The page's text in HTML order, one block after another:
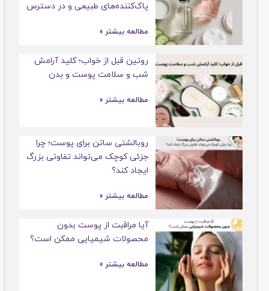
پاک‌کننده‌های طبیعی و در دسترس
مطالعه بیشتر »
روتین قبل از خواب؛ کلید آرامش
شب و سلامت پوست و بدن
مطالعه بیشتر »
روبالشتی ساتن برای پوست؛ چرا
جزئی کوچک می‌تواند تفاوتی بزرگ
ایجاد کند؟
مطالعه بیشتر »
آیا مراقبت از پوست بدون
محصولات شیمیایی ممکن است؟
مطالعه بیشتر »